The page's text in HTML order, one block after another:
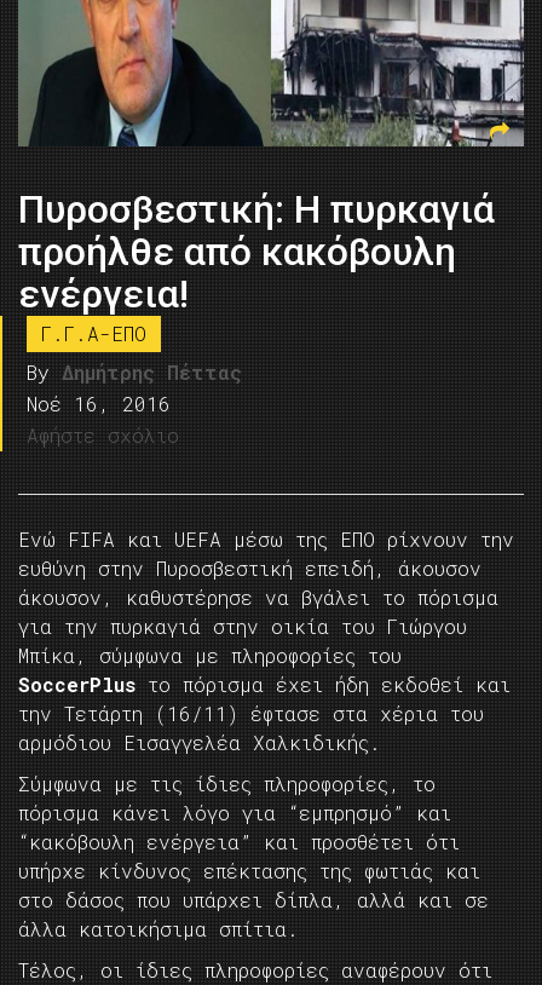
Πυροσβεστική: Η πυρκαγιά
προήλθε από κακόβουλη
ενέργεια!
Γ.Γ.Α-ΕΠΟ
By Δημήτρης Πέττας
Νοέ 16, 2016
Αφήστε σχόλιο
Ενώ FIFA και UEFA μέσω της ΕΠΟ ρίχνουν την
ευθύνη στην Πυροσβεστική επειδή, άκουσον
άκουσον, καθυστέρησε να βγάλει το πόρισμα
για την πυρκαγιά στην οικία του Γιώργου
Μπίκα, σύμφωνα με πληροφορίες του
SoccerPlus το πόρισμα έχει ήδη εκδοθεί και
την Τετάρτη (16/11) έφτασε στα χέρια του
αρμόδιου Εισαγγελέα Χαλκιδικής.
Σύμφωνα με τις ίδιες πληροφορίες, το
πόρισμα κάνει λόγο για “εμπρησμό” και
“κακόβουλη ενέργεια” και προσθέτει ότι
υπήρχε κίνδυνος επέκτασης της φωτιάς και
στο δάσος που υπάρχει δίπλα, αλλά και σε
άλλα κατοικήσιμα σπίτια.
Τέλος, οι ίδιες πληροφορίες αναφέρουν ότι